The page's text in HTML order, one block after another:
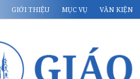
GIỚI THIỆU MỤC VỤ VĂN KIỆN